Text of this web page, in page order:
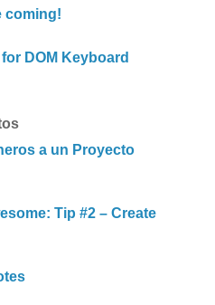
coming!
DOM Keyboard
a un Proyecto
Tip #2 – Create